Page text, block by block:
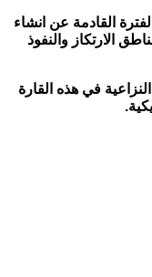
القادمة عن انشاء
الارتكاز والنفوذ
في هذه القارة
.